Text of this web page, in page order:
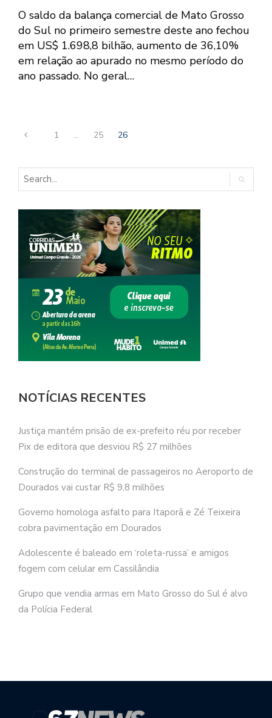
O saldo da balança comercial de Mato Grosso
do Sul no primeiro semestre deste ano fechou
em US$ 1.698,8 bilhão, aumento de 36,10%
em relação ao apurado no mesmo período do
ano passado. No geral…
1 … 25 26
NOTÍCIAS RECENTES
Justiça mantém prisão de ex-prefeito réu por receber
Pix de editora que desviou R$ 27 milhões
Construção do terminal de passageiros no Aeroporto de
Dourados vai custar R$ 9,8 milhões
Governo homologa asfalto para Itaporã e Zé Teixeira
cobra pavimentação em Dourados
Adolescente é baleado em ‘roleta-russa’ e amigos
fogem com celular em Cassilândia
Grupo que vendia armas em Mato Grosso do Sul é alvo
da Polícia Federal